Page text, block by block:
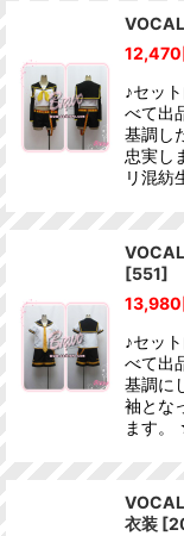
12,470
♪セッ
べて出
基調し
忠実し
リ混紡
[551]
13,980
♪セッ
べて出
基調に
袖とな
ます
衣装 [